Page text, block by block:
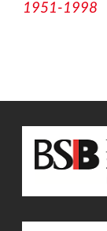
1951-1998